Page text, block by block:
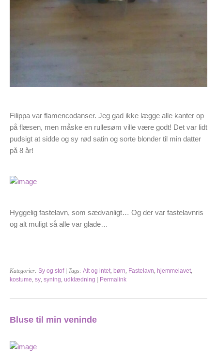
Filippa var flamencodanser. Jeg gad ikke lægge alle kanter op
på flæsen, men måske en rullesøm ville være godt! Det var lidt
pudsigt at sidde og sy rød satin og sorte blonder til min datter
på 8 år!
Hyggelig fastelavn, som sædvanligt… Og der var fastelavnris
og alt muligt så alle var glade…
Kategorier: Sy og stof| Tags: Alt og intet børn Fastelavn hjemmelavet
kostume sy syning udklædning | Permalink
Bluse til min veninde